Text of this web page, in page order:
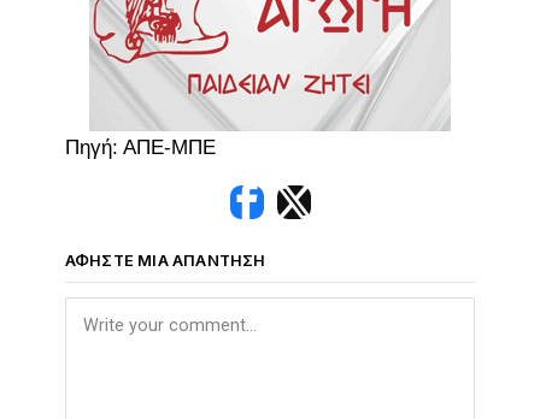
Πηγή: ΑΠΕ-ΜΠΕ
ΑΦΉΣΤΕ ΜΙΑ ΑΠΆΝΤΗΣΗ